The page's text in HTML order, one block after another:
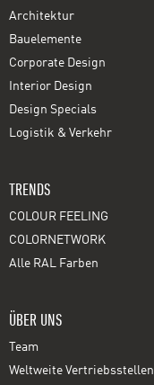
Architektur
Bauelemente
Corporate Design
Interior Design
Design Specials
Logistik & Verkehr
TRENDS
COLOUR FEELING
COLORNETWORK
Alle RAL Farben
ÜBER UNS
Team
Weltweite Vertriebsstellen